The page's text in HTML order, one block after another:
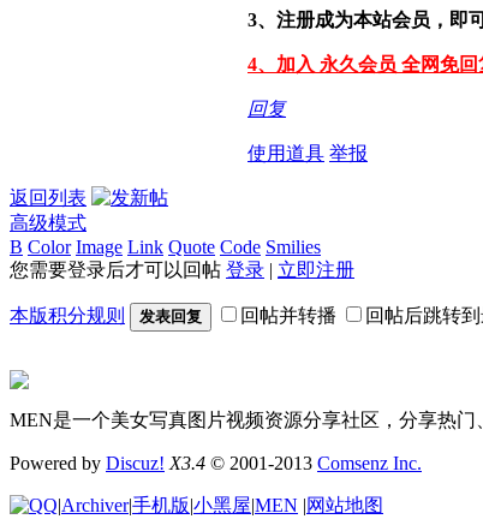
3、注册成为本站会员，即
4、加入 永久会员 全网免
回复
使用道具 举报
返回列表
高级模式
B Color Image Link Quote Code Smilies
您需要登录后才可以回帖 登录 | 立即注册
本版积分规则 发表回复 回帖并转播 回帖后跳转
MEN是一个美女写真图片视频资源分享社区，分享热门
Powered by Discuz! X3.4 © 2001-2013 Comsenz Inc.
|Archiver|手机版|小黑屋|MEN |网站地图